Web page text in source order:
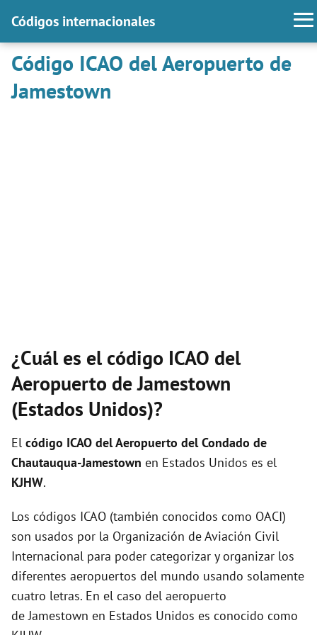
Códigos internacionales
Código ICAO del Aeropuerto de
Jamestown
¿Cuál es el código ICAO del
Aeropuerto de Jamestown
(Estados Unidos)?
El código ICAO delAeropuerto del Condado de
Chautauqua-Jamestown en Estados Unidos es el
KJHW.
Los códigos ICAO (también conocidos como OACI)
son usados por la Organización de Aviación Civil
Internacional para poder categorizar y organizar los
diferentes aeropuertos del mundo usando solamente
cuatro letras. En el caso del aeropuerto
de Jamestown en Estados Unidos es conocido como